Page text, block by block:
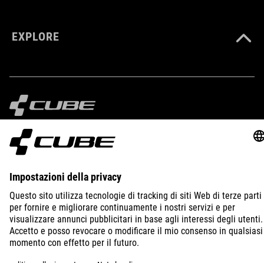
EXPLORE
IMPRINT
CZECH REPUBLIC ITALIANO
© 2026 Impostazioni della privacy